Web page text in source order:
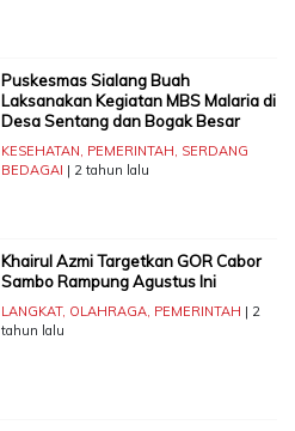
Puskesmas Sialang Buah
Laksanakan Kegiatan MBS Malaria di
Desa Sentang dan Bogak Besar
KESEHATAN, PEMERINTAH, SERDANG
BEDAGAI | 2 tahun lalu
Khairul Azmi Targetkan GOR Cabor
Sambo Rampung Agustus Ini
LANGKAT, OLAHRAGA, PEMERINTAH | 2
tahun lalu